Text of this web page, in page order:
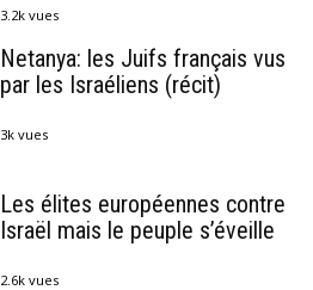
3.2k vues
Netanya: les Juifs français vus
par les Israéliens (récit)
3k vues
Les élites européennes contre
Israël mais le peuple s’éveille
2.6k vues